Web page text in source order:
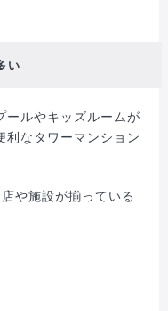
い
ールやキッズルームが
利なタワーマンション
や施設が揃っている